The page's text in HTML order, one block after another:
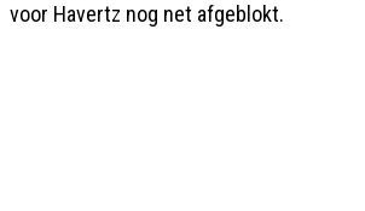
voor Havertz nog net afgeblokt.